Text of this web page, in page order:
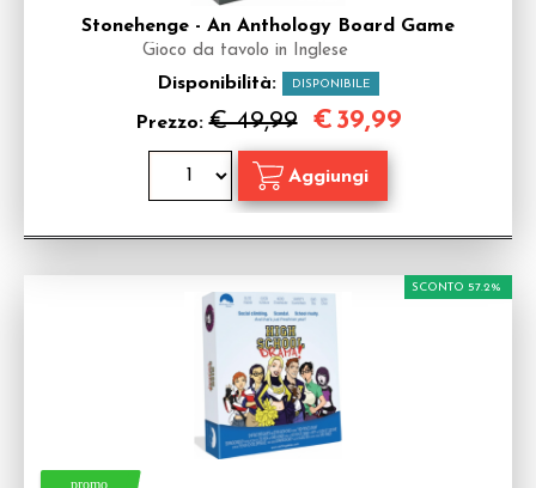
Stonehenge - An Anthology Board Game
Gioco da tavolo in Inglese
Disponibilità: DISPONIBILE
Prezzo:€ 49,99 € 39,99
SCONTO 57.2%